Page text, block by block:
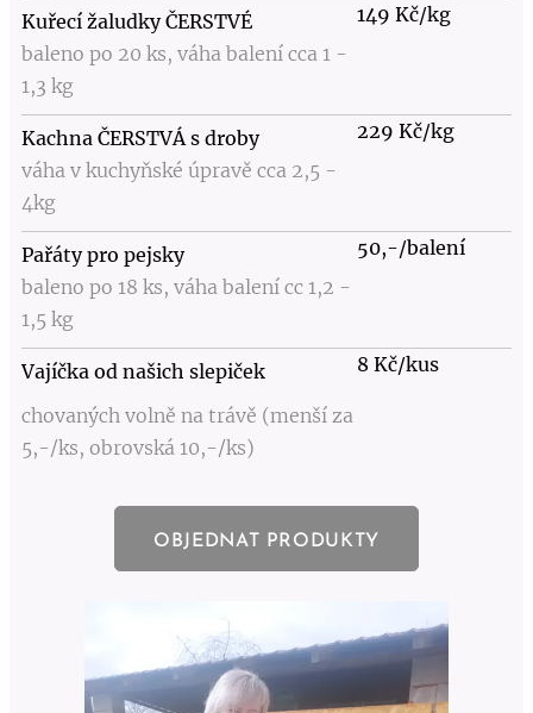
Kuřecí žaludky ČERSTVÉ
baleno po 20 ks, váha balení cca 1 -
1,3 kg
149 Kč/kg
Kachna ČERSTVÁ s droby
váha v kuchyňské úpravě cca 2,5 -
4kg
229 Kč/kg
Pařáty pro pejsky
baleno po 18 ks, váha balení cc 1,2 -
1,5 kg
50,-/balení
Vajíčka od našich slepiček
chovaných volně na trávě (menší za
5,-/ks, obrovská 10,-/ks)
8 Kč/kus
OBJEDNAT PRODUKTY